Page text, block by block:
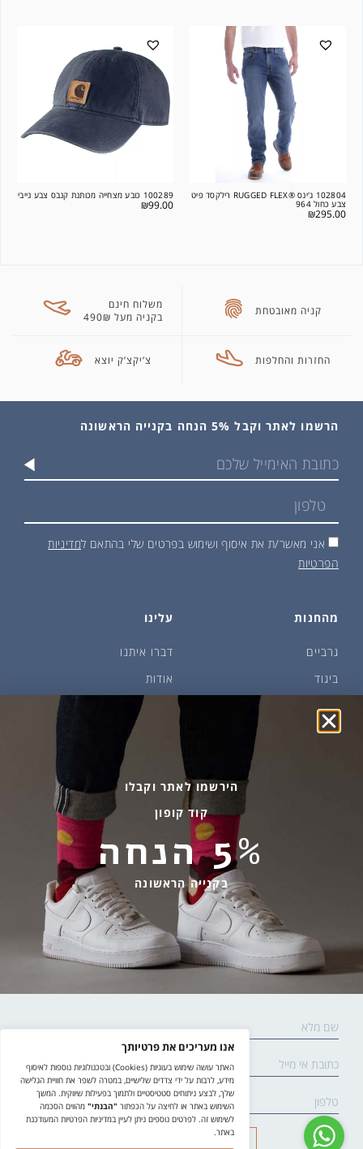
102804 ג'ינס ®RUGGED FLEX רילקסד פיט
צבע כחול 964
₪295.00
100289 כובע מצחייה מכותנת קנבס צבע נייבי
₪99.00
קניה מאובטחת
משלוח חינם
בקניה מעל 490₪
החזרות והחלפות צ’יקצ’ק יוצא
מהחנות
גרביים
ביגוד
שמן זית ודבש
פקעות ובצלים
עלינו
דברו איתנו
אודות
איפה קונים?
הבלוג של יודפת
החלפות והחזרות
אספקה ומשלוחים
הצהרת נגישות
מדיניות פרטיות
שירות לקוחות
בהודעות ווטסאפ בלבד
058-7477780
contact@yodfat.shop
ימים א׳-ה׳,9:00-13:00
הרשמו לאתר וקבל 5% הנחה בקנייה הראשונה
אני מאשר/ת את איסוף ושימוש בפרטים שלי בהתאם למדיניות
הפרטיות
© yodfat.shop / site by crossing parallels / קידום אתר
הירשמו לאתר וקבלו
קוד קופון
5% הנחה
בקנייה הראשונה